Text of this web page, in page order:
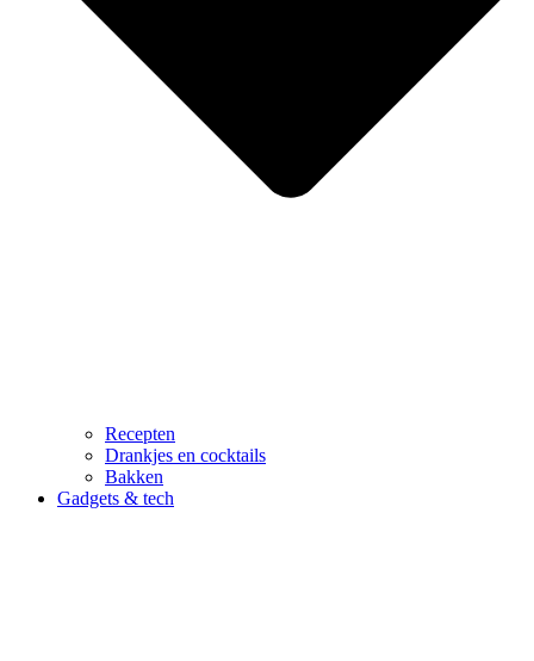
Recepten
Drankjes en cocktails
Bakken
Gadgets & tech